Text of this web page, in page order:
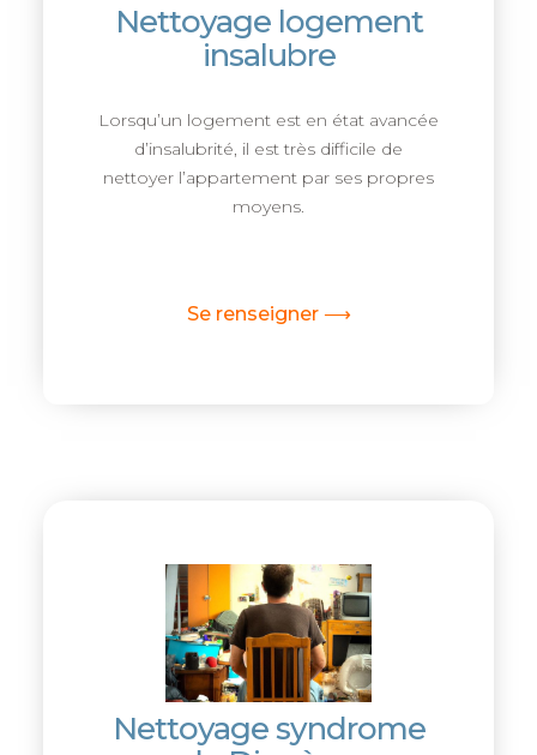
Nettoyage logement
insalubre
Lorsqu’un logement est en état avancée
d’insalubrité, il est très difficile de
nettoyer l’appartement par ses propres
moyens.
Se renseigner ⟶
Nettoyage syndrome